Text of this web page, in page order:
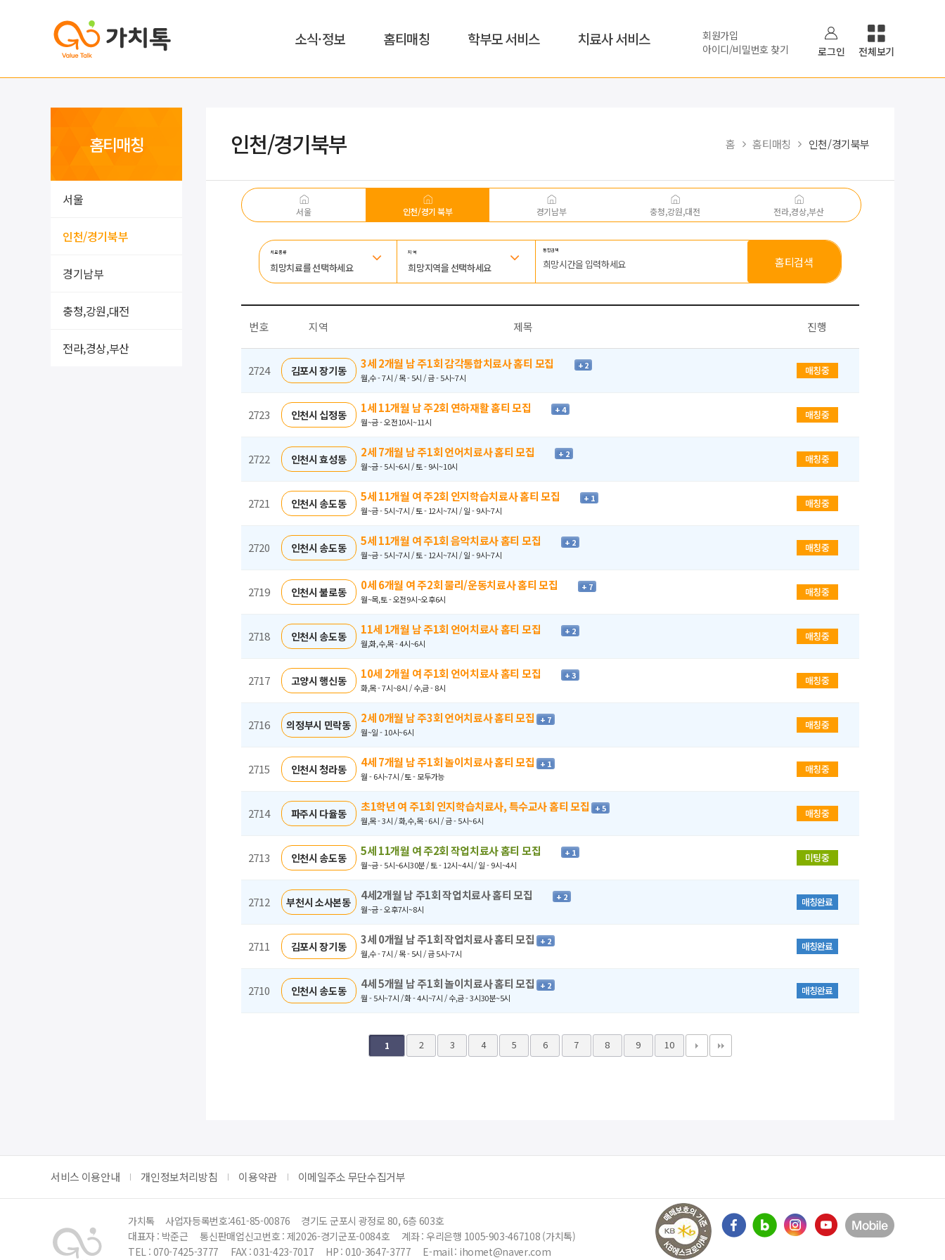
소식·정보 홈티매칭 학부모 서비스 치료사 서비스
회원가입
아이디/비밀번호 찾기
로그인 전체보기
홈티매칭
서울
인천/경기북부
경기남부
충청,강원,대전
전라,경상,부산
인천/경기북부 홈 홈티매칭 인천/경기북부
서울 인천/경기 북부 경기남부 충청,강원,대전 전라,경상,부산
치료종류
희망치료를 선택하세요
지 역
희망지역을 선택하세요
통합검색
번호 지역 제목 진행
2724 김포시 장기동 3세 2개월 남 주1회 감각통합치료사 홈티 모집
+ 2
월,수 - 7시 / 목 - 5시 / 금 - 5시~7시
매칭중
2723 인천시 십정동 1세 11개월 남 주2회 연하재활 홈티 모집
+ 4
월~금 - 오전10시~11시
매칭중
2722 인천시 효성동 2세 7개월 남 주1회 언어치료사 홈티 모집
+ 2
월~금 - 5시~6시 / 토 - 9시~10시
매칭중
2721 인천시 송도동 5세 11개월 여 주2회 인지학습치료사 홈티 모집
+ 1
월~금 - 5시~7시 / 토 - 12시~7시 / 일 - 9시~7시
매칭중
2720 인천시 송도동 5세 11개월 여 주1회 음악치료사 홈티 모집
+ 2
월~금 - 5시~7시 / 토 - 12시~7시 / 일 - 9시~7시
매칭중
2719 인천시 불로동 0세 6개월 여 주2회 물리/운동치료사 홈티 모집
+ 7
월~목,토 - 오전9시~오후6시
매칭중
2718 인천시 송도동 11세 1개월 남 주1회 언어치료사 홈티 모집
+ 2
월,화,수,목 - 4시~6시
매칭중
2717 고양시 행신동 10세 2개월 여 주1회 언어치료사 홈티 모집
+ 3
화,목 - 7시~8시 / 수,금 - 8시
매칭중
2716 의정부시 민락동 2세 0개월 남 주3회 언어치료사 홈티 모집 + 7
월~일 - 10시~6시
매칭중
2715 인천시 청라동 4세 7개월 남 주1회 놀이치료사 홈티 모집 + 1
월 - 6시~7시 / 토 - 모두가능
매칭중
2714 파주시 다율동 초1학년 여 주1회 인지학습치료사, 특수교사 홈티 모집 + 5
월,목 - 3시 / 화,수,목 - 6시 / 금 - 5시~6시
매칭중
2713 인천시 송도동 5세 11개월 여 주2회 작업치료사 홈티 모집
+ 1
월~금 - 5시~6시30분 / 토 - 12시~4시 / 일 - 9시~4시
미팅중
2712 부천시 소사본동 4세2개월 남 주1회 작업치료사 홈티 모집
+ 2
월~금 - 오후7시~8시
매칭완료
2711 김포시 장기동 3세 0개월 남 주1회 작업치료사 홈티 모집 + 2
월,수 - 7시 / 목 - 5시 / 금 5시~7시
매칭완료
2710 인천시 송도동 4세 5개월 남 주1회 놀이치료사 홈티 모집 + 2
월 - 5시~7시 / 화 - 4시~7시 / 수,금 - 3시30분~5시
매칭완료
1 2 3 4 5 6 7 8 9 10
서비스 이용안내 개인정보처리방침 이용약관 이메일주소 무단수집거부
가치톡 사업자등록번호:461-85-00876
경기도 군포시 광정로 80, 6층 603호
대표자 : 박준근
통신판매업신고번호 : 제2026-경기군포-0084호
계좌 : 우리은행 1005-903-467108 (가치톡)
TEL : 070-7425-3777
FAX : 031-423-7017 HP : 010-3647-3777 E-mail : ihomet@naver.com